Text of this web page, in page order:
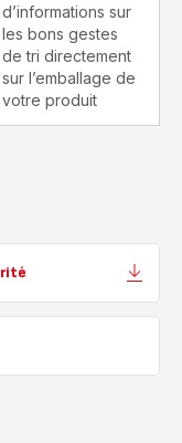
d’informations sur
les bons gestes
de tri directement
sur l’emballage de
votre produit